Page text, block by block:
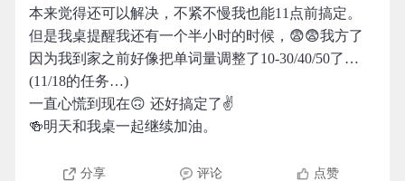
本来觉得还可以解决，不紧不慢我也能11点前搞定。
但是我桌提醒我还有一个半小时的时候，😨😨我方了
因为我到家之前好像把单词量调整了10-30/40/50了…
(11/18的任务…)
一直心慌到现在🙃 还好搞定了✌️
🍻明天和我桌一起继续加油。
分享 评论 点赞